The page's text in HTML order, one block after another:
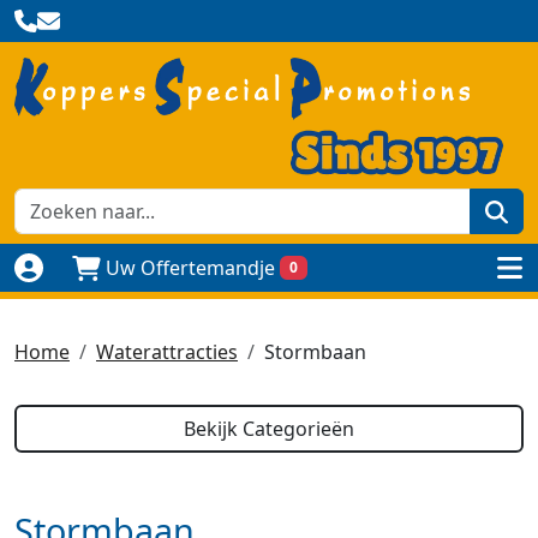
Naar login paginaUw Offertemandje 0
Home Waterattracties Stormbaan
Bekijk Categorieën